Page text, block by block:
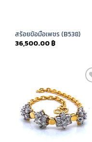
สร้อยข้อมือเพชร (B538)
36,500.00 ฿